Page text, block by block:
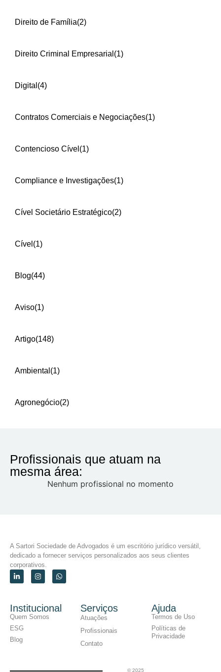
Direito de Família(2)
Direito Criminal Empresarial (1)
Digital (4)
Contratos Comerciais e Negociações(1)
Contencioso Cível (1)
Compliance e Investigações(1)
Cível Societário Estratégico(2)
Cível (1)
Blog(44)
Aviso(1)
Artigo(148)
Ambiental (1)
Agronegócio(2)
Profissionais que atuam na
mesma área:
Nenhum profissional no momento
A Sartori Sociedade de Advogados é um escritório jurídico versátil,
dedicado a fornecer serviços personalizados aos seus clientes
corporativos.
Institucional
Quem Somos
ESG
Blog
Serviços
Atuações
Profissionais
Contato
Ajuda
Termos de Uso
Políticas de
Privacidade
© 2025